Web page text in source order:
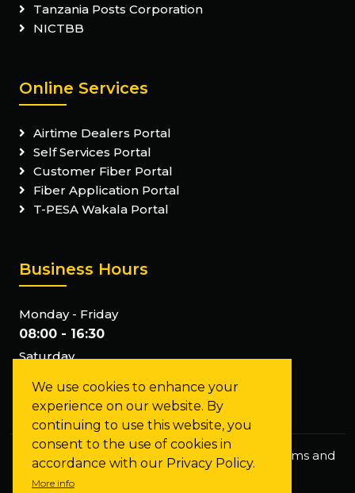
We use cookies to enhance your
experience on our website. By
continuing to use this website, you
consent to the use of cookies in
accordance with our Privacy Policy.
More info
Tanzania Posts Corporation
NICTBB
Online Services
Airtime Dealers Portal
Self Services Portal
Customer Fiber Portal
Fiber Application Portal
T-PESA Wakala Portal
Business Hours
Monday - Friday
08:00 - 16:30
Saturday
Closed
Privacy Policy Staff Mail FAQs
Terms and
Conditions